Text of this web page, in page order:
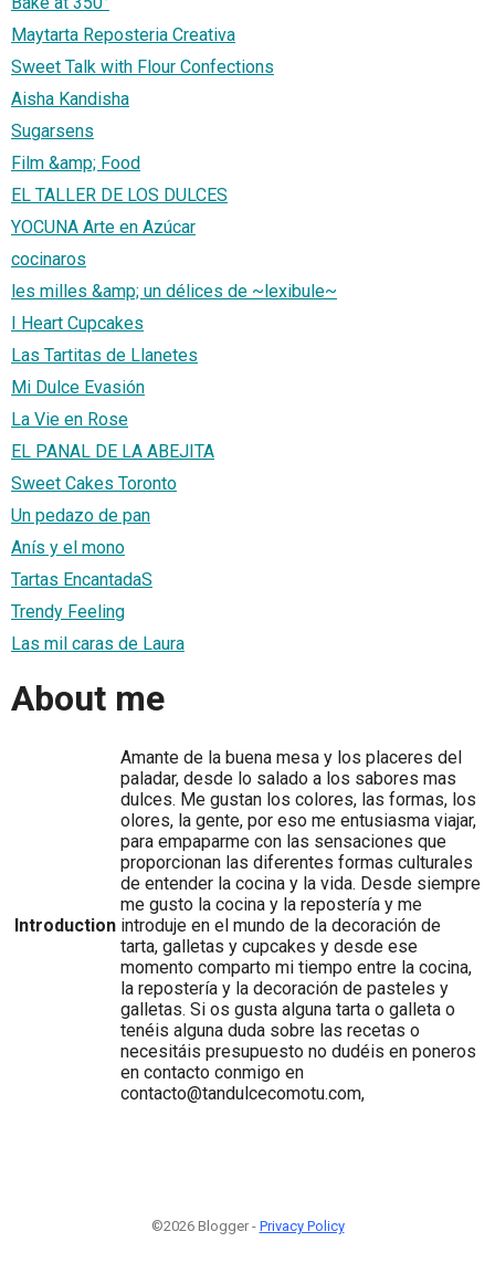
Maytarta Reposteria Creativa
Sweet Talk with Flour Confections
Aisha Kandisha
Sugarsens
Film &amp; Food
EL TALLER DE LOS DULCES
YOCUNA Arte en Azúcar
cocinaros
les milles &amp; un délices de ~lexibule~
I Heart Cupcakes
Las Tartitas de Llanetes
Mi Dulce Evasión
La Vie en Rose
EL PANAL DE LA ABEJITA
Sweet Cakes Toronto
Un pedazo de pan
Anís y el mono
Tartas EncantadaS
Trendy Feeling
Las mil caras de Laura
About me
Introduction
Amante de la buena mesa y los placeres del
paladar, desde lo salado a los sabores mas
dulces. Me gustan los colores, las formas, los
olores, la gente, por eso me entusiasma viajar,
para empaparme con las sensaciones que
proporcionan las diferentes formas culturales
de entender la cocina y la vida. Desde siempre
me gusto la cocina y la repostería y me
introduje en el mundo de la decoración de
tarta, galletas y cupcakes y desde ese
momento comparto mi tiempo entre la cocina,
la repostería y la decoración de pasteles y
galletas. Si os gusta alguna tarta o galleta o
tenéis alguna duda sobre las recetas o
necesitáis presupuesto no dudéis en poneros
en contacto conmigo en
contacto@tandulcecomotu.com,
©2026 Blogger - Privacy Policy